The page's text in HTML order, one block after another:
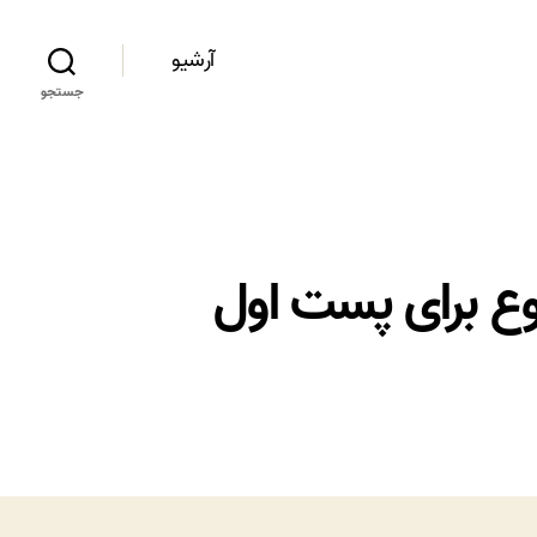
آرشیو
جستجو
برای پست اول